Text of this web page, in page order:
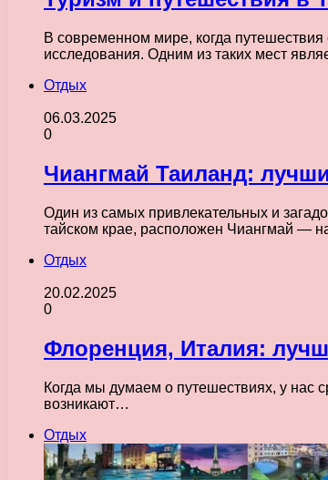
В современном мире, когда
исследования. Одним из таких мест
Отдых
06.03.2025
0
Чиангмай Таиланд:
Один из самых привлекательных и
тайском крае, расположен Чиангмай —
Отдых
20.02.2025
0
Флоренция, Италия:
Когда мы думаем о путешествиях, у нас
возникают…
Отдых